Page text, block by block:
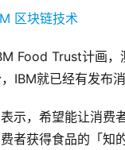
Food Trust计画
IBM就已经有发布
示，希望能让消费
者获得食品的「